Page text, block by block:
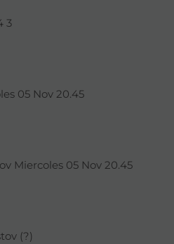
3
05 Nov 20.45
Miercoles 05 Nov 20.45
(?)